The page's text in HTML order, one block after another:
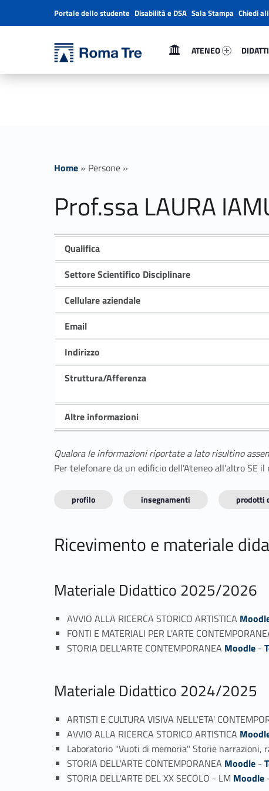
Prof.ssa LAURA IAMURRI - Università Roma Tre
Primary Menu
ATENEO
Header info sidebar
Portale dello studente Disabilità e DSA Sala Stampa Chiedi
Home » Persone »
Prof.ssa LAURA
Qualifica
Settore Scientifico Disciplinare
Cellulare aziendale
Email
Indirizzo
Struttura/Afferenza
Altre informazioni
Qualora le informazioni riportate a lato risultino
Per telefonare da un edificio dell'Ateneo all'altro SE
profilo insegnamenti prodotti
Ricevimento e materiale
Materiale Didattico 2025/2026
AVVIO ALLA RICERCA STORICO ARTISTICA
FONTI E MATERIALI PER L'ARTE
STORIA DELL'ARTE CONTEMPORANEA Moodle -
Materiale Didattico 2024/2025
ARTISTI E CULTURA VISIVA NELL'ETA'
AVVIO ALLA RICERCA STORICO ARTISTICA
Laboratorio "Vuoti di memoria" Storie narrazioni,
STORIA DELL'ARTE CONTEMPORANEA Moodle -
STORIA DELL'ARTE DEL XX SECOLO - LM Moodle